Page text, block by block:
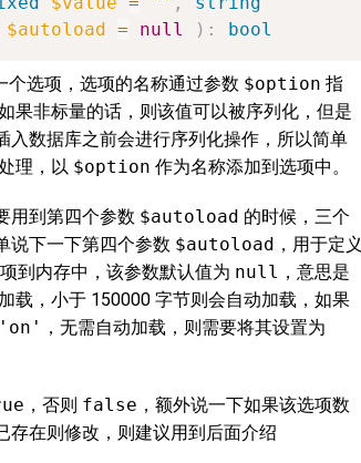
$autoload = null ) : bool
个选项，选项的名称通过参数 $option 指
果非标量的话，则该值可以被序列化，但是
数据库之前会进行序列化操作，所以简单
理，以 $option 作为名称添加到选项中。
用到第四个参数 $autoload 的时候，三个
说下一下第四个参数 $autoload ，用于定义
到内存中，该参数默认值为 null ，意思是
载，小于 150000 字节则会自动加载，如果
'on' ，无需自动加载，则需要将其设置为
，否则 false ，额外说一下如果该选项数
存在则修改，则建议用到后面介绍